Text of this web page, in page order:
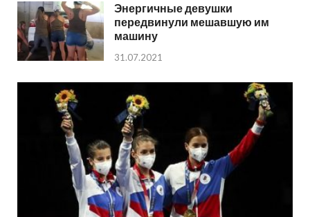
Энергичные девушки
передвинули мешавшую им
машину
31.07.2021